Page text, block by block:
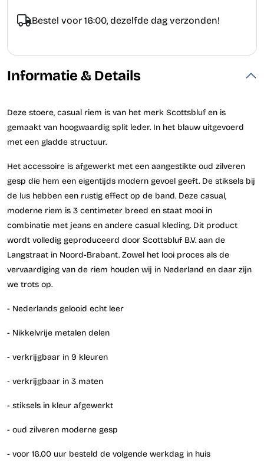
Bestel voor 16:00, dezelfde dag verzonden!
Informatie & Details
Deze stoere, casual riem is van het merk Scottsbluf en is
gemaakt van hoogwaardig split leder. In het blauw uitgevoerd
met een gladde structuur.
Het accessoire is afgewerkt met een aangestikte oud zilveren
gesp die hem een eigentijds modern gevoel geeft. De stiksels bij
de lus hebben een rustig effect op de band. Deze casual,
moderne riem is 3 centimeter breed en staat mooi in
combinatie met jeans en andere casual kleding. Dit product
wordt volledig geproduceerd door Scottsbluf B.V. aan de
Langstraat in Noord-Brabant. Zowel het looi proces als de
vervaardiging van de riem houden wij in Nederland en daar zijn
we trots op.
- Nederlands gelooid echt leer
- Nikkelvrije metalen delen
- verkrijgbaar in 9 kleuren
- verkrijgbaar in 3 maten
- stiksels in kleur afgewerkt
- oud zilveren moderne gesp
- voor 16.00 uur besteld de volgende werkdag in huis